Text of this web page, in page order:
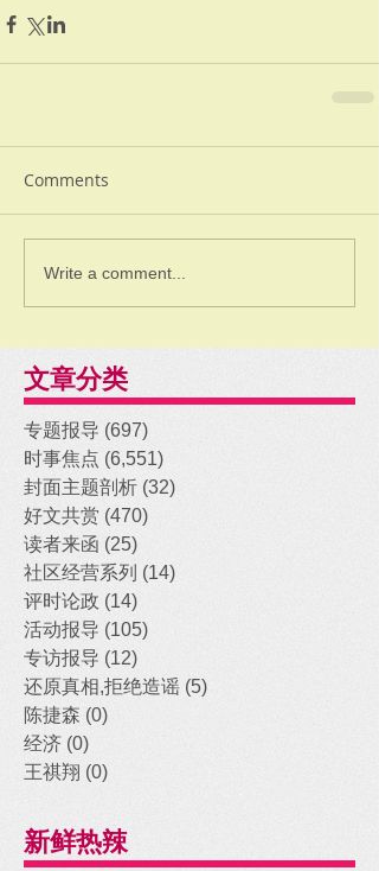
Comments
Write a comment...
文章分类
专题报导 (697)
时事焦点 (6,551)
封面主题剖析 (32)
好文共赏 (470)
读者来函 (25)
社区经营系列 (14)
评时论政 (14)
活动报导 (105)
专访报导 (12)
还原真相,拒绝造谣 (5)
陈捷森 (0)
经济 (0)
王祺翔 (0)
新鲜热辣